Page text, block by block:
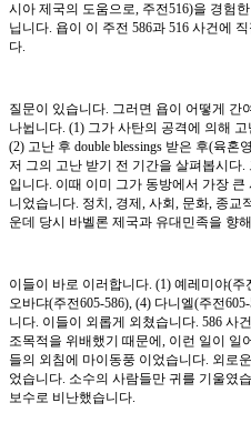
시아 제국의 도움으로, 주전516)을 경험
닙니다. 욥이 이 주전 586과 516 사건에
다.
질문이 있습니다. 그러면 욥이 어떻게 간
나뉩니다. (1) 그가 사탄의 공격에 의해
(2) 고난 후 double blessings 받은 후(육혼
저 그의 고난 받기 전 기간을 살펴봅시다
입니다. 이때 이미 그가 동방에서 가장
니었습니다. 정치, 경제, 사회, 문화, 종
운데 당시 바벨론 제국과 유대민족을 향
이들이 바로 이러합니다. (1) 예레미야(주
오바댜(주전605-586), (4) 다니엘(주전
니다. 이들이 외롭게 외쳤습니다. 586 사
조목적을 위배했기 때문에, 이런 일이 일
들의 외침에 마이동풍 이었습니다. 외로
었습니다. 소수의 사람들만 귀를 기울였
보수로 비난했습니다.